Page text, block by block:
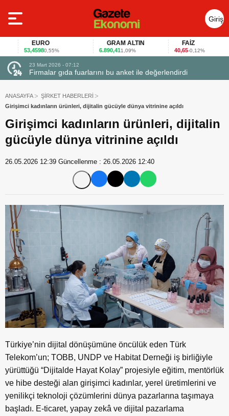
Giriş
Yap
EURO
53,45980,55%
GRAM ALTIN
6.890,411,09%
FAİZ
40,65 -0,12%
23 Mart 2026 - 07:12
Firmalar gıda fuarlarını bu anket ile değerlendirdi
ANASAYFA
ŞİRKET HABERLERİ
Girişimci kadınların ürünleri, dijitalin gücüyle dünya vitrinine açıldı
Girişimci kadınların ürünleri, dijitalin
gücüyle dünya vitrinine açıldı
26.05.2026 12:39 Güncellenme : 26.05.2026 12:40
Türkiye’nin dijital dönüşümüne öncülük eden Türk
Telekom’un; TOBB, UNDP ve Habitat Derneği iş birliğiyle
yürüttüğü “Dijitalde Hayat Kolay” projesiyle eğitim, mentörlük
ve hibe desteği alan girişimci kadınlar, yerel üretimlerini ve
yenilikçi teknoloji çözümlerini dünya pazarlarına taşımaya
başladı. E-ticaret, yapay zekâ ve dijital pazarlama